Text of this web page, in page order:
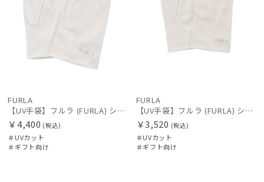
FURLA
【UV手袋】フルラ (FURLA) ショート ＵＶ手袋 ロゴ刺繍 指切り
￥4,400 (税込)
＃UVカット
＃ギフト向け
FURLA
【UV手袋】フルラ (FURLA) ショート ＵＶ手袋 ロゴ刺繍 指無し
￥3,520 (税込)
＃UVカット
＃ギフト向け